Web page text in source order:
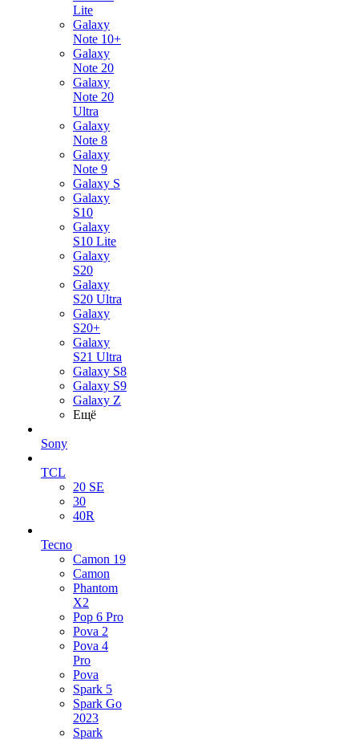
Lite
Galaxy
Note 10+
Galaxy
Note 20
Galaxy
Note 20
Ultra
Galaxy
Note 8
Galaxy
Note 9
Galaxy S
Galaxy
S10
Galaxy
S10 Lite
Galaxy
S20
Galaxy
S20 Ultra
Galaxy
S20+
Galaxy
S21 Ultra
Galaxy S8
Galaxy S9
Galaxy Z
Ещё
Sony
TCL
20 SE
30
40R
Tecno
Camon 19
Camon
Phantom
X2
Pop 6 Pro
Pova 2
Pova 4
Pro
Pova
Spark 5
Spark Go
2023
Spark